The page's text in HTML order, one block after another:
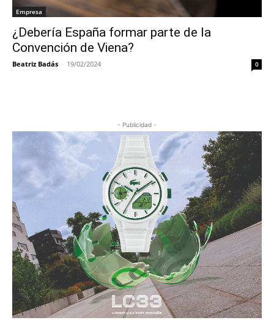
Empresa
¿Debería España formar parte de la
Convención de Viena?
Beatriz Badás - 19/02/2024 0
- Publicidad -